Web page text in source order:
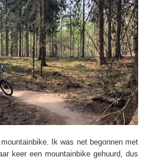
Ik was net begonnen met
keer een mountainbike gehuurd, dus